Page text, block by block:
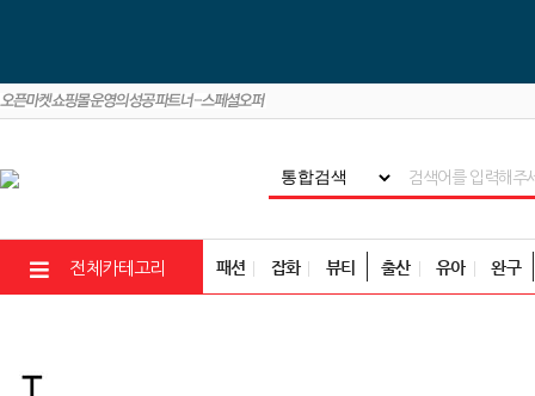
전체카테고리 패션 잡화 뷰티 출산 유아 완구